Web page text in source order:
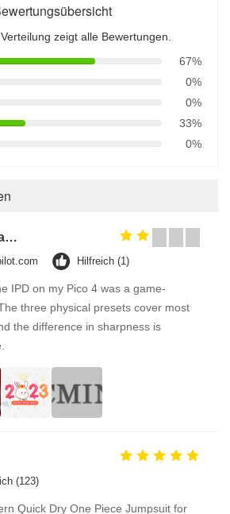
zeigt alle Bewertungen.
67%
0%
0%
33%
0%
Songshang
Hilfreich (1)
IPD on my Pico 4 was a game-
three physical presets cover most
the difference in sharpness is
(123)
Quick Dry One Piece Jumpsuit for